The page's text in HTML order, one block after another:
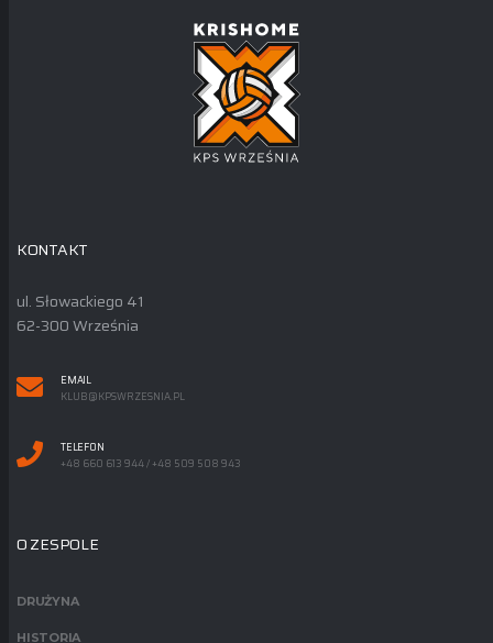
KONTAKT
ul. Słowackiego 41
62-300 Września
EMAIL
KLUB@KPSWRZESNIA.PL
TELEFON
+48 660 613 944 / +48 509 508 943
O ZESPOLE
DRUŻYNA
HISTORIA